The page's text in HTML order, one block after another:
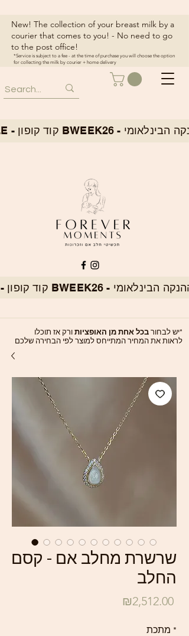
New! The collection of your breast milk by a
courier that comes to you! - No need to go
to the post office!
*Service is subject to a fee - at the time of purchase you will choose the option
for collecting the milk by courier + home delivery
*יש לבחור בכל אחת מן האופציות ורק אז תוכלו
לראות את המחיר המתייחס למוצר לפי הבחירה שלכם
שרשרת מחלב אם - קסם
החלב
₪2,512.00
מתכת *